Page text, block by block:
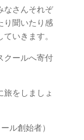
なさんそれぞ
り聞いたり感
いきます。
クールへ寄付
をしましょ
ル創始者）